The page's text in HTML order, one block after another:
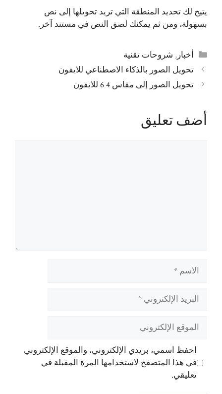
يتيح لك تحديد المنطقة التي تريد تحويلها إلى نص
بسهولة، ومن ثم يمكنك لصق النص في مستند آخر.
التصنيفات
أخبار, شروحات تقنية
تحويل الصور بالذكاء الاصطناعي للايفون
تحويل الصور إلى مقاس 4 6 للايفون
أضف تعليق
الاسم
البريد
الإلكتروني
الموقع
الإلكتروني
احفظ اسمي، بريدي الإلكتروني، والموقع الإلكتروني
في هذا المتصفح لاستخدامها المرة المقبلة في
تعليقي.